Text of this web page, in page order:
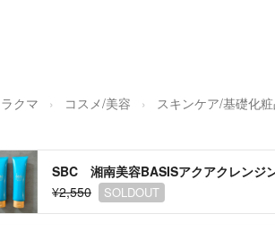
ラクマ コスメ/美容 スキンケア/基礎化
SBC 湘南美容BASISアクアクレンジ
¥2,550
SOLDOUT